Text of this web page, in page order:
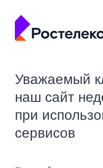
Уважаемый
наш сайт
при
сервисов